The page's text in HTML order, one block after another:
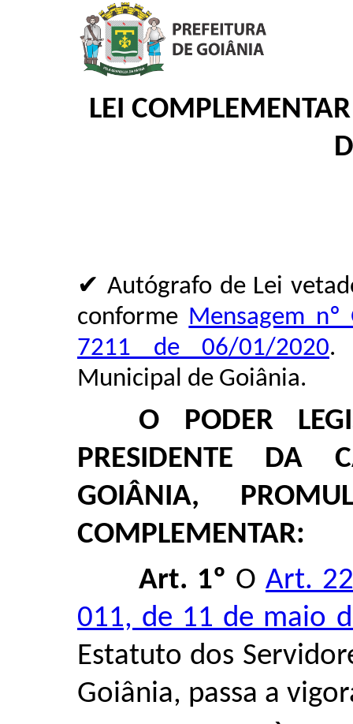
LEI
✔ Autógrafo de Lei
conforme Mensagem nº
7211 de 06/01/2020.
Municipal de Goiânia.
O PODER
PRESIDENTE DA
GOIÂNIA,
COMPLEMENTAR:
Art. 1º O Art.
011, de 11 de maio
Estatuto dos
Goiânia, passa a